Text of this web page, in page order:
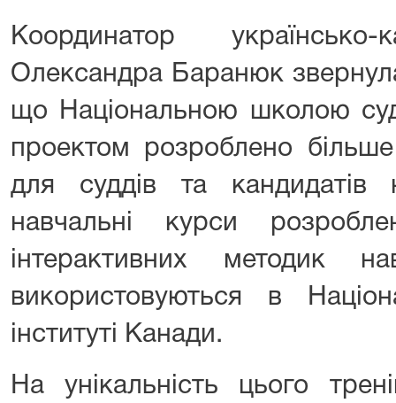
Координатор українсько-
Олександра Баранюк
що Національною школою
проектом розроблено
для суддів та кандидатів
навчальні курси
інтерактивних методик
використовуються в
інституті Канади.
На унікальність цього